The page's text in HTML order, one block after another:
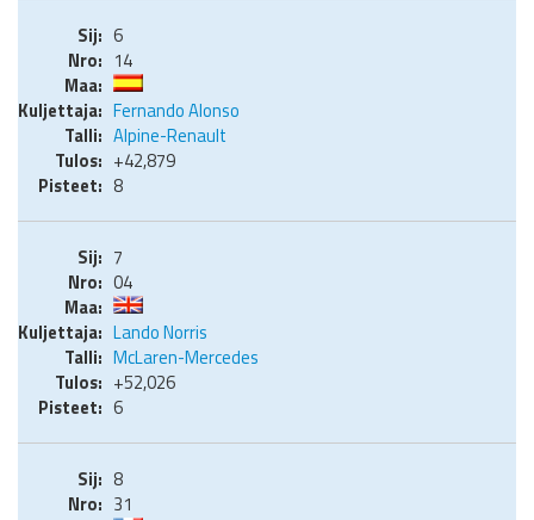
6
14
Fernando Alonso
Alpine-Renault
+42,879
8
7
04
Lando Norris
McLaren-Mercedes
+52,026
6
8
31